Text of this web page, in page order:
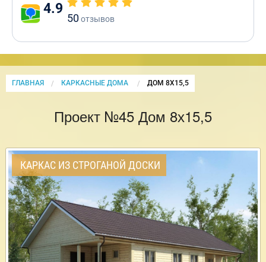
4.9
50отзывов
ГЛАВНАЯ КАРКАСНЫЕ ДОМА CURRENT:
ДОМ 8Х15,5
Проект №45 Дом 8х15,5
КАРКАС ИЗ СТРОГАНОЙ ДОСКИ